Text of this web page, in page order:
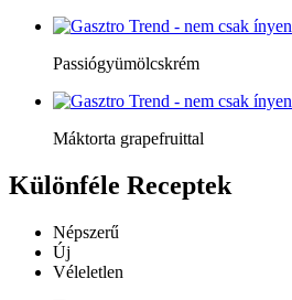
Passiógyümölcskrém
Máktorta grapefruittal
Különféle Receptek
Népszerű
Új
Véleletlen